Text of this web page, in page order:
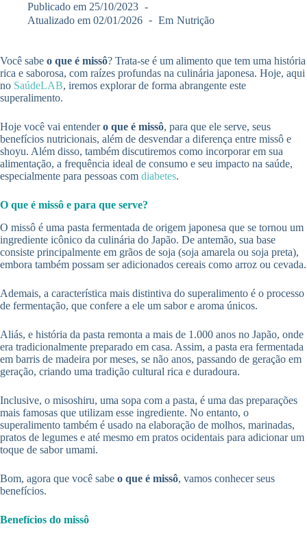
Publicado em 25/10/2023
Atualizado em 02/01/2026 Em Nutrição
Você sabe o que é missô? Trata-se é um alimento que tem uma história
rica e saborosa, com raízes profundas na culinária japonesa. Hoje, aqui
no SaúdeLAB, iremos explorar de forma abrangente este
superalimento.
Hoje você vai entendero que é missô, para que ele serve, seus
benefícios nutricionais, além de desvendar a diferença entre missô e
shoyu. Além disso, também discutiremos como incorporar em sua
alimentação, a frequência ideal de consumo e seu impacto na saúde,
especialmente para pessoas com diabetes.
O que é missô e para que serve?
O missô é uma pasta fermentada de origem japonesa que se tornou um
ingrediente icônico da culinária do Japão. De antemão, sua base
consiste principalmente em grãos de soja (soja amarela ou soja preta),
embora também possam ser adicionados cereais como arroz ou cevada.
Ademais, a característica mais distintiva do superalimento é o processo
de fermentação, que confere a ele um sabor e aroma únicos.
Aliás, e história da pasta remonta a mais de 1.000 anos no Japão, onde
era tradicionalmente preparado em casa. Assim, a pasta era fermentada
em barris de madeira por meses, se não anos, passando de geração em
geração, criando uma tradição cultural rica e duradoura.
Inclusive, o misoshiru, uma sopa com a pasta, é uma das preparações
mais famosas que utilizam esse ingrediente. No entanto, o
superalimento também é usado na elaboração de molhos, marinadas,
pratos de legumes e até mesmo em pratos ocidentais para adicionar um
toque de sabor umami.
Bom, agora que você sabe o que é missô, vamos conhecer seus
benefícios.
Benefícios do missô